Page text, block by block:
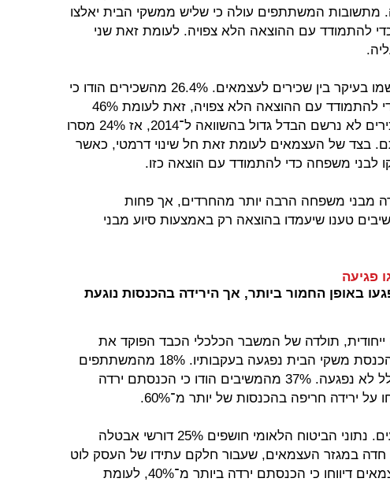
מתשובות המשתתפים עולה כי שליש ממשקי הבית יאלצו
להתמודד עם ההוצאה הלא צפויה. לעומת זאת שני
הפערים המשמעותיים נרשמו בעיקר בין שכירים לעצמאים. 26.4% מהשכירים הודו כי
יסתמכו על בני משפחה כדי להתמודד עם ההוצאה הלא צפויה, זאת לעומת 46%
מהעצמאים. בצד של השכירים לא נרשם הבדל גדול בהשוואה ל־2014, אז 24% מסרו
בצד של העצמאים לעומת זאת חל שינוי דרמטי, כאשר
מבני משפחה הרבה יותר מהחרדים, אך פחות
שם 56% מהמשיבים טענו שיעמדו בהוצאה רק באמצעות סיוע מבני
פגיעה
באופן החמור ביותר, אך הירידה בהכנסות נוגעת
תולדה של המשבר הכלכלי הכבד הפוקד את
המשק, הבוחנת עד כמה הכנסת משקי הבית נפגעה בעקבותיו. 18% מהמשתתפים
בלבד השיבו שהכנסתם כלל לא נפגעה. 37% מהמשיבים הודו כי הכנסתם ירדה
אין מדובר בנתונים מפתיעים. נתוני הביטוח הלאומי חושפים 25% דורשי אבטלה
חדה במגזר העצמאים, שעבור חלקם עתידו של העסק לוט
בערפל. כמעט 55% מהעצמאים דיווחו כי הכנסתם ירדה ביותר מ־40%, לעומת